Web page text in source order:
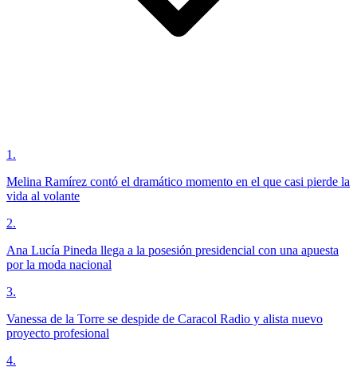
1 .
Melina Ramírez contó el dramático momento en el que casi pierde la
vida al volante
2.
Ana Lucía Pineda llega a la posesión presidencial con una apuesta
por la moda nacional
3.
Vanessa de la Torre se despide de Caracol Radio y alista nuevo
proyecto profesional
4.